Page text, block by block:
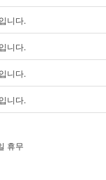
니다.
니다.
니다.
니다.
휴무